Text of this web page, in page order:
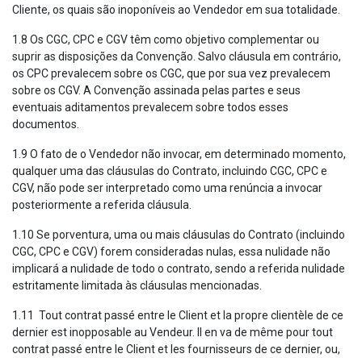
Cliente, os quais são inoponíveis ao Vendedor em sua totalidade.
1.8 Os CGC, CPC e CGV têm como objetivo complementar ou
suprir as disposições da Convenção. Salvo cláusula em contrário,
os CPC prevalecem sobre os CGC, que por sua vez prevalecem
sobre os CGV. A Convenção assinada pelas partes e seus
eventuais aditamentos prevalecem sobre todos esses
documentos.
1.9 O fato de o Vendedor não invocar, em determinado momento,
qualquer uma das cláusulas do Contrato, incluindo CGC, CPC e
CGV, não pode ser interpretado como uma renúncia a invocar
posteriormente a referida cláusula.
1.10 Se porventura, uma ou mais cláusulas do Contrato (incluindo
CGC, CPC e CGV) forem consideradas nulas, essa nulidade não
implicará a nulidade de todo o contrato, sendo a referida nulidade
estritamente limitada às cláusulas mencionadas.
1.11 Tout contrat passé entre le Client et la propre clientèle de ce
dernier est inopposable au Vendeur. Il en va de même pour tout
contrat passé entre le Client et les fournisseurs de ce dernier, ou,